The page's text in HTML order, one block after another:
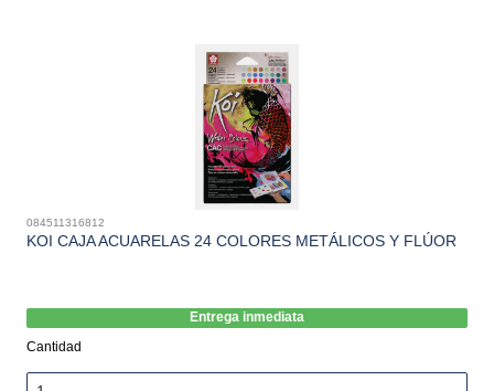
084511316812
KOI CAJA ACUARELAS 24 COLORES METÁLICOS Y FLÚOR
Entrega inmediata
Cantidad